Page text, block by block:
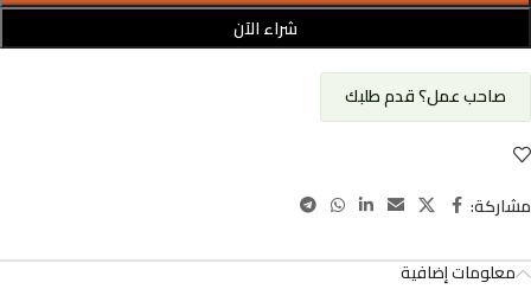
شراء الآن
صاحب عمل؟ قدم طلبك
مشاركة:
معلومات إضافية